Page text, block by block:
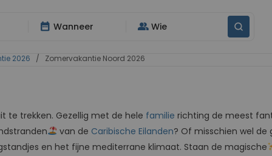
date_range Wanneer group Wie
2026 / Zomervakantie Noord 2026
te trekken. Gezellig met de hele familie richting de meest
van de Caribische Eilanden? Of misschien wel
en het fijne mediterrane klimaat. Staan de magische